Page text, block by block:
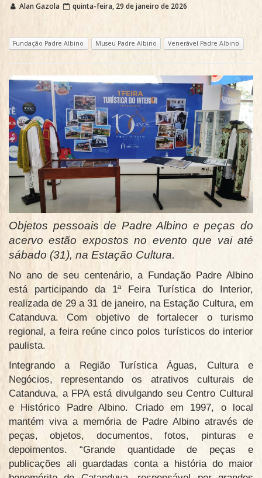
Alan Gazola quinta-feira, 29 de janeiro de 2026
Fundação Padre Albino Museu Padre Albino Venerável Padre Albino
Objetos pessoais de Padre Albino e peças do
acervo estão expostos no evento que vai até
sábado (31), na Estação Cultura.
No ano de seu centenário, a Fundação Padre Albino
está participando da 1ª Feira Turística do Interior,
realizada de 29 a 31 de janeiro, na Estação Cultura, em
Catanduva. Com objetivo de fortalecer o turismo
regional, a feira reúne cinco polos turísticos do interior
paulista.
Integrando a Região Turística Águas, Cultura e
Negócios, representando os atrativos culturais de
Catanduva, a FPA está divulgando seu Centro Cultural
e Histórico Padre Albino. Criado em 1997, o local
mantém viva a memória de Padre Albino através de
peças, objetos, documentos, fotos, pinturas e
depoimentos. “Grande quantidade de peças e
publicações ali guardadas conta a história do maior